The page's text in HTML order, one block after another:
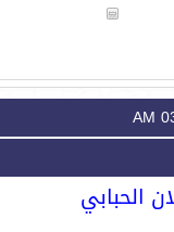
الحبابي